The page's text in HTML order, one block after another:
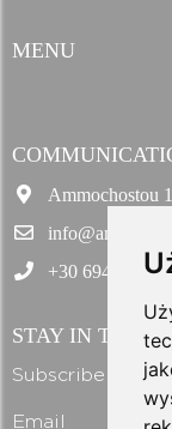
MENU
Ammochostou
+30 694 143
STAY IN TOUCH
Subscribe to
Email